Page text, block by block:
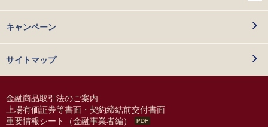
キャンペーン
サイトマップ
金融商品取引法のご案内
上場有価証券等書面・契約締結前交付書面
重要情報シート（金融事業者編）